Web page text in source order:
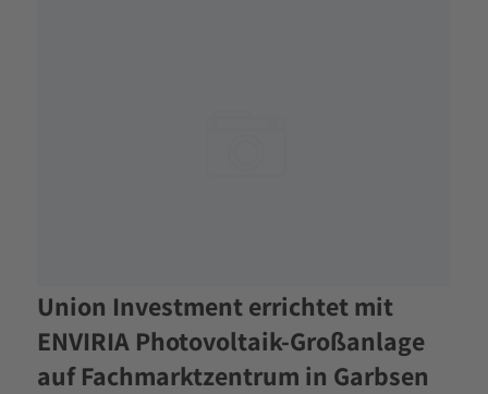
Union Investment errichtet mit
ENVIRIA Photovoltaik-Großanlage
auf Fachmarktzentrum in Garbsen